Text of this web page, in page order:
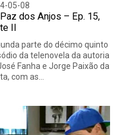
05-08
dos Anjos – Ep. 15,
II
parte do décimo quinto
da telenovela da autoria
Fanha e Jorge Paixão da
com as…